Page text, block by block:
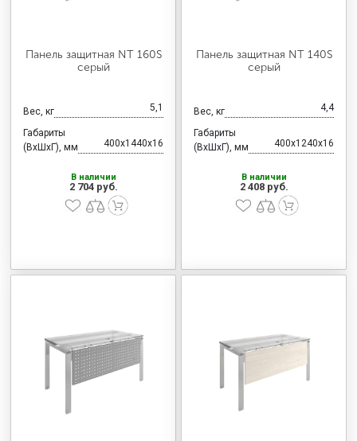
Панель защитная NT 160S
серый
Вес, кг 5,1
Габариты
(ВхШхГ), мм
400x1440x16
В наличии
2 704 руб.
Панель защитная NT 140S
серый
Вес, кг 4,4
Габариты
(ВхШхГ), мм
400x1240x16
В наличии
2 408 руб.